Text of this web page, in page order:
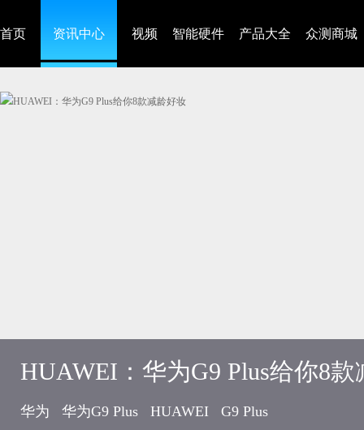
首页 资讯中心 视频 智能硬件 产品大全 众测商城
HUAWEI：华为G9 Plus给你8
华为 华为G9 Plus HUAWEI G9 Plus